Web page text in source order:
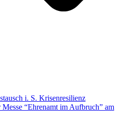
i. S. Krisenresilienz
“Ehrenamt im Aufbruch” am